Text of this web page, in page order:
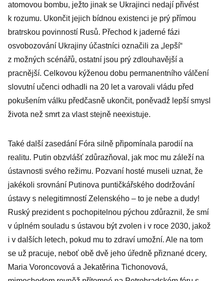
atomovou bombu, ježto jinak se Ukrajinci nedají přivést
k rozumu. Ukončit jejich bídnou existenci je prý přímou
bratrskou povinností Rusů. Přechod k jaderné fázi
osvobozování Ukrajiny účastníci označili za „lepší“
z možných scénářů, ostatní jsou prý zdlouhavější a
pracnější. Celkovou kýženou dobu permanentního válčení
slovutní učenci odhadli na 20 let a varovali vládu před
pokušením válku předčasně ukončit, poněvadž lepší smysl
života než smrt za vlast stejně neexistuje.
Také další zasedání Fóra silně připomínala parodií na
realitu. Putin obzvlášť zdůrazňoval, jak moc mu záleží na
ústavnosti svého režimu. Pozvaní hosté museli uznat, že
jakékoli srovnání Putinova puntičkářského dodržování
ústavy s nelegitimností Zelenského – to je nebe a dudy!
Ruský prezident s pochopitelnou pýchou zdůraznil, že smí
v úplném souladu s ústavou být zvolen i v roce 2030, jakož
i v dalších letech, pokud mu to zdraví umožní. Ale na tom
se už pracuje, neboť obě dvě jeho úředně přiznané dcery,
Maria Voroncovová a Jekatěrina Tichonovová,